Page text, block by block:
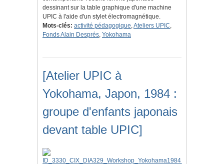
dessinant sur la table graphique d'une machine
UPIC à l'aide d'un stylet électromagnétique.
Mots-clés: activité pédagogique,Ateliers UPIC,
Fonds Alain Després, Yokohama
[Atelier UPIC à
Yokohama, Japon, 1984 :
groupe d'enfants japonais
devant table UPIC]